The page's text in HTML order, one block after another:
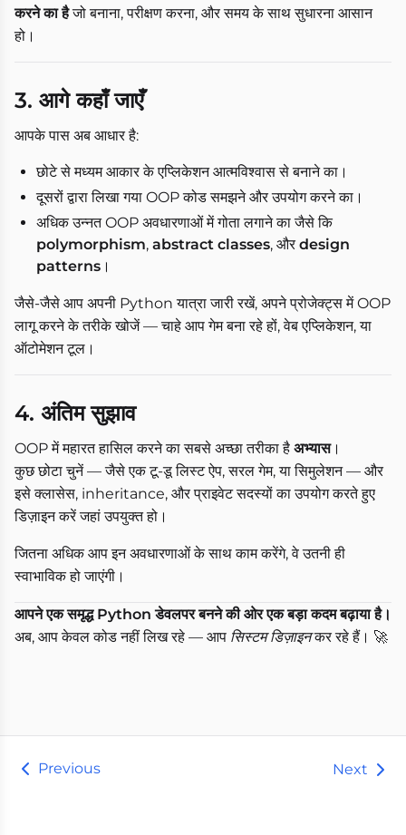
करने का हैजो बनाना, परीक्षण करना, और समय के साथ सुधारना आसान
हो।
3. आगे कहाँ जाएँ
आपके पास अब आधार है:
छोटे से मध्यम आकार के एप्लिकेशन आत्मविश्वास से बनाने का।
दूसरों द्वारा लिखा गया OOP कोड समझने और उपयोग करने का।
अधिक उन्नत OOP अवधारणाओं में गोता लगाने का जैसे कि
polymorphism, abstract classes, औरdesign
patterns ।
जैसे-जैसे आप अपनी Python यात्रा जारी रखें, अपने प्रोजेक्ट्स में OOP
लागू करने के तरीके खोजें — चाहे आप गेम बना रहे हों, वेब एप्लिकेशन, या
ऑटोमेशन टूल।
4. अंतिम सुझाव
OOP में महारत हासिल करने का सबसे अच्छा तरीका है अभ्यास।
कुछ छोटा चुनें — जैसे एक टू-डू लिस्ट ऐप, सरल गेम, या सिमुलेशन — और
इसे क्लासेस, inheritance, और प्राइवेट सदस्यों का उपयोग करते हुए
डिज़ाइन करें जहां उपयुक्त हो।
जितना अधिक आप इन अवधारणाओं के साथ काम करेंगे, वे उतनी ही
स्वाभाविक हो जाएंगी।
आपने एक समृद्ध Python डेवलपर बनने की ओर एक बड़ा कदम बढ़ाया है।
अब, आप केवल कोड नहीं लिख रहे — आप सिस्टम डिज़ाइनकर रहे हैं। 🚀
Previous Next